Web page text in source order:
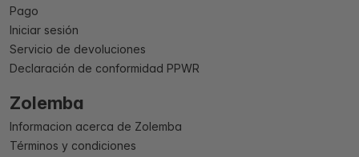
Pago
Iniciar sesión
Servicio de devoluciones
Declaración de conformidad PPWR
Zolemba
Informacion acerca de Zolemba
Términos y condiciones